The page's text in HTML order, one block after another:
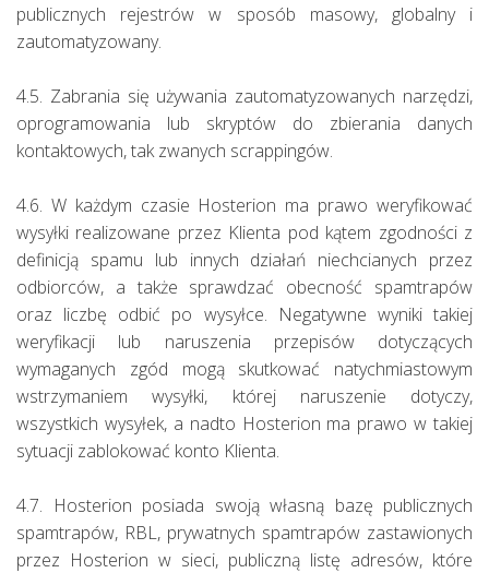
publicznych rejestrów w sposób masowy, globalny i
zautomatyzowany.
4.5. Zabrania się używania zautomatyzowanych narzędzi,
oprogramowania lub skryptów do zbierania danych
kontaktowych, tak zwanych scrappingów.
4.6. W każdym czasie Hosterion ma prawo weryfikować
wysyłki realizowane przez Klienta pod kątem zgodności z
definicją spamu lub innych działań niechcianych przez
odbiorców, a także sprawdzać obecność spamtrapów
oraz liczbę odbić po wysyłce. Negatywne wyniki takiej
weryfikacji lub naruszenia przepisów dotyczących
wymaganych zgód mogą skutkować natychmiastowym
wstrzymaniem wysyłki, której naruszenie dotyczy,
wszystkich wysyłek, a nadto Hosterion ma prawo w takiej
sytuacji zablokować konto Klienta.
4.7. Hosterion posiada swoją własną bazę publicznych
spamtrapów, RBL, prywatnych spamtrapów zastawionych
przez Hosterion w sieci, publiczną listę adresów, które